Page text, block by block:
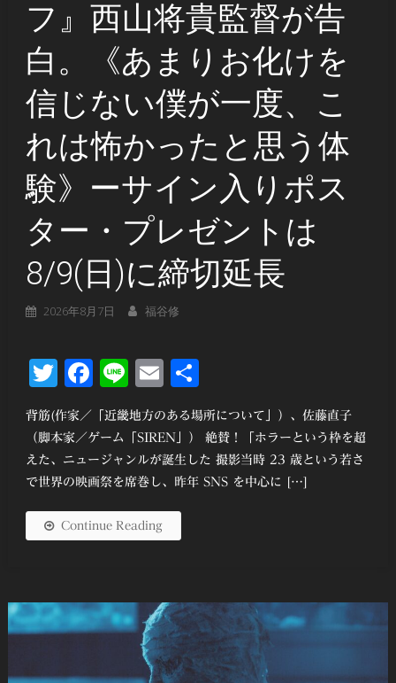
フ』⻄⼭将貴監督が告
白。《あまりお化けを
信じない僕が一度、こ
れは怖かったと思う体
験》ーサイン入りポス
ター・プレゼントは
8/9(日)に締切延長
2026年8月7日 福谷修
Twitter
Facebook
LineEmail
背筋(作家／「近畿地方のある場所について」）、佐藤直子
（脚本家／ゲーム「SIREN」） 絶賛！「ホラーという枠を超
えた、ニュージャンルが誕生した 撮影当時 23 歳という若さ
で世界の映画祭を席巻し、昨年 SNS を中⼼に […]
Continue Reading